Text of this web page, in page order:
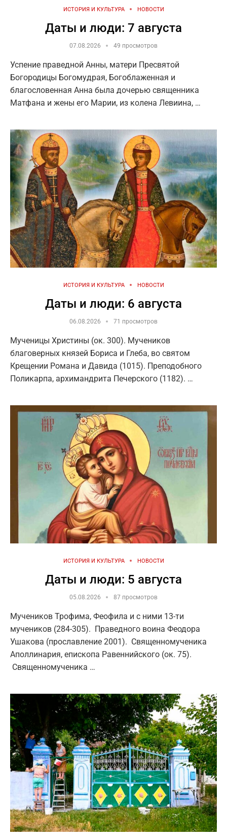
ИСТОРИЯ И КУЛЬТУРА НОВОСТИ
Даты и люди: 7 августа
07.08.2026 49 просмотров
Успение праведной Анны, матери Пресвятой
Богородицы Богомудрая, Богоблаженная и
благословенная Анна была дочерью священника
Матфана и жены его Марии, из колена Левиина, …
ИСТОРИЯ И КУЛЬТУРА НОВОСТИ
Даты и люди: 6 августа
06.08.2026 71 просмотров
Мученицы Христины (ок. 300). Мучеников
благоверных князей Бориса и Глеба, во святом
Крещении Романа и Давида (1015). Преподобного
Поликарпа, архимандрита Печерского (1182). …
ИСТОРИЯ И КУЛЬТУРА НОВОСТИ
Даты и люди: 5 августа
05.08.2026 87 просмотров
Мучеников Трофима, Феофила и с ними 13-ти
мучеников (284-305). Праведного воина Феодора
Ушакова (прославление 2001). Священномученика
Аполлинария, епископа Равеннийского (ок. 75).
Священномученика …